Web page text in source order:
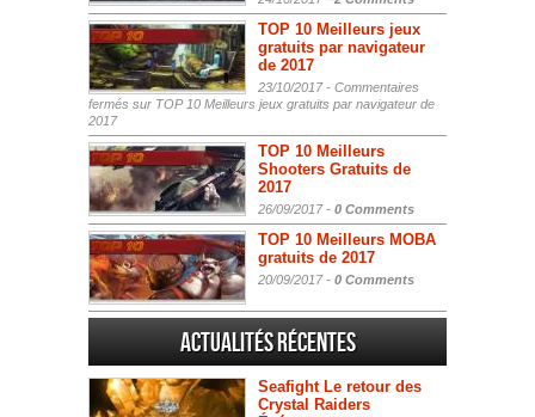
TOP 10 Meilleurs jeux
gratuits par navigateur
de 2017
23/10/2017 - Commentaires
fermés sur TOP 10 Meilleurs jeux gratuits par navigateur de
2017
TOP 10 Meilleurs
Shooters Gratuits de
2017
26/09/2017 - 0 Comments
TOP 10 Meilleurs MOBA
gratuits de 2017
20/09/2017 - 0 Comments
Actualités Récentes
Seafight Le retour des
Crystal Raiders